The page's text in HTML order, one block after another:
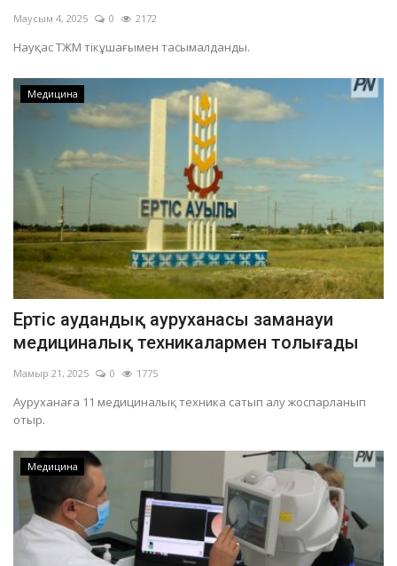
Маусым 4, 2025 0 2172
Науқас ТЖМ тікұшағымен тасымалданды.
Медицина
Ертіс аудандық ауруханасы заманауи
медициналық техникалармен толығады
Мамыр 21, 2025 0 1775
Ауруханаға 11 медициналық техника сатып алу жоспарланып
отыр.
Медицина